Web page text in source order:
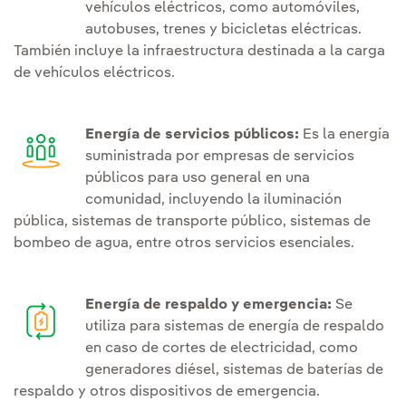
vehículos eléctricos, como automóviles,
autobuses, trenes y bicicletas eléctricas.
También incluye la infraestructura destinada a la carga
de vehículos eléctricos.
Energía de servicios públicos: Es la energía
suministrada por empresas de servicios
públicos para uso general en una
comunidad, incluyendo la iluminación
pública, sistemas de transporte público, sistemas de
bombeo de agua, entre otros servicios esenciales.
Energía de respaldo y emergencia: Se
utiliza para sistemas de energía de respaldo
en caso de cortes de electricidad, como
generadores diésel, sistemas de baterías de
respaldo y otros dispositivos de emergencia.